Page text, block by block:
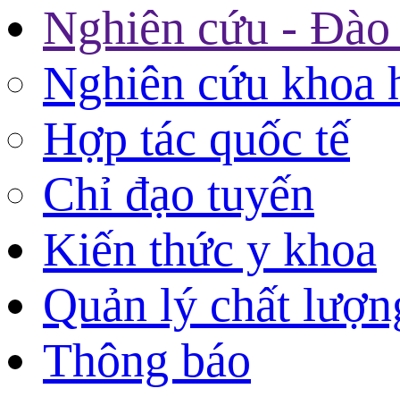
Nghiên cứu - Đào
Nghiên cứu khoa
Hợp tác quốc tế
Chỉ đạo tuyến
Kiến thức y khoa
Quản lý chất
Thông báo